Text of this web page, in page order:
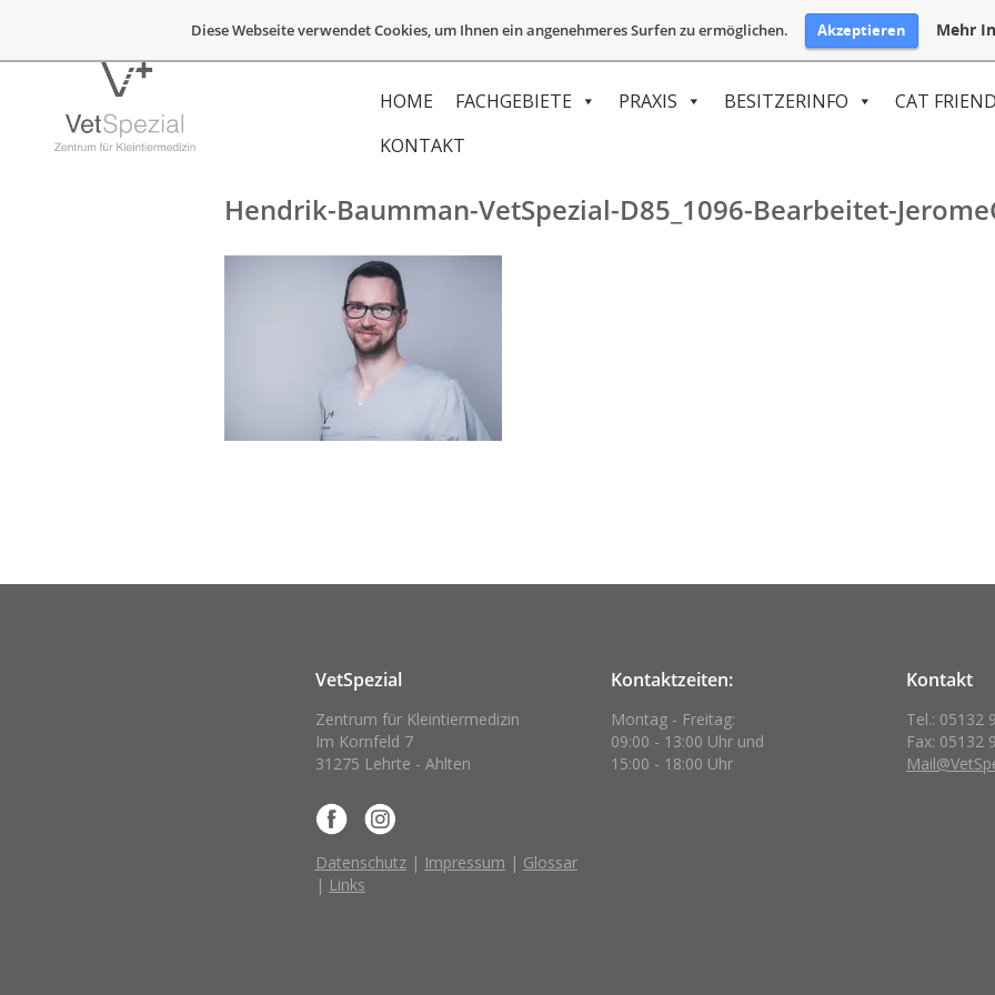
Diese Webseite verwendet Cookies, um Ihnen ein angenehmeres Surfen zu ermöglichen. Akzeptieren Mehr
HOME FACHGEBIETE PRAXIS BESITZERINFO CAT
KONTAKT
Hendrik-Baumman-VetSpezial-D85_1096-Bearbeitet-
VetSpezial
Zentrum für Kleintiermedizin
Im Kornfeld 7
31275 Lehrte - Ahlten
Datenschutz| Impressum | Glossar
| Links
Kontaktzeiten:
Montag - Freitag:
09:00 - 13:00 Uhr und
15:00 - 18:00 Uhr
Kontakt
Tel.: 05132
Fax: 05132